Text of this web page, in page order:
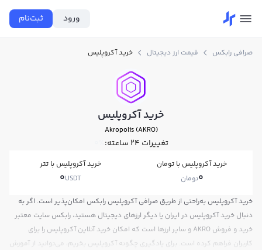
ورود ثبت‌نام
صرافی رابکس قیمت ارز دیجیتال خرید آکروپلیس
خرید آکروپلیس
Akropolis (AKRO)
تغییرات ۲۴ ساعته: 0%
خرید آکروپلیس با تومان
0تومان
خرید آکروپلیس با تتر
0USDT
خرید آکروپلیس به‌راحتی از طریق صرافی آکروپلیس رابکس امکان‌پذیر است. اگر به
دنبال خرید آکروپلیس در ایران یا دیگر ارزهای دیجیتال هستید، رابکس سایت معتبر
خرید و فروش AKRO و سایر ارزها است که امکان خرید آنلاین آکروپلیس را برای
کاربران فراهم کرده است. برای یادگیری چگونه آکروپلیس بخریم، می‌توانید از آموزش